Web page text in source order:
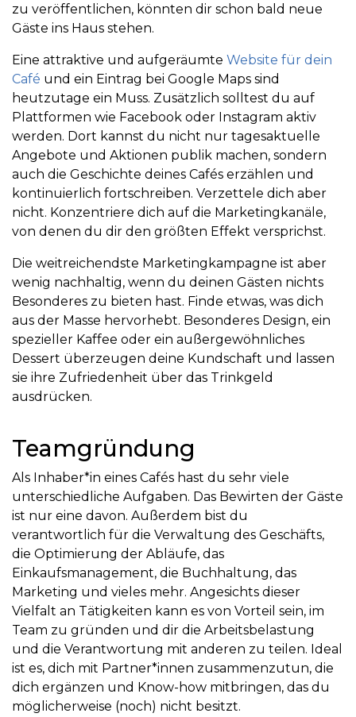
zu veröffentlichen, könnten dir schon bald neue
Gäste ins Haus stehen.
Eine attraktive und aufgeräumte Website für dein
Café und ein Eintrag bei Google Maps sind
heutzutage ein Muss. Zusätzlich solltest du auf
Plattformen wie Facebook oder Instagram aktiv
werden. Dort kannst du nicht nur tagesaktuelle
Angebote und Aktionen publik machen, sondern
auch die Geschichte deines Cafés erzählen und
kontinuierlich fortschreiben. Verzettele dich aber
nicht. Konzentriere dich auf die Marketingkanäle,
von denen du dir den größten Effekt versprichst.
Die weitreichendste Marketingkampagne ist aber
wenig nachhaltig, wenn du deinen Gästen nichts
Besonderes zu bieten hast. Finde etwas, was dich
aus der Masse hervorhebt. Besonderes Design, ein
spezieller Kaffee oder ein außergewöhnliches
Dessert überzeugen deine Kundschaft und lassen
sie ihre Zufriedenheit über das Trinkgeld
ausdrücken.
Teamgründung
Als Inhaber*in eines Cafés hast du sehr viele
unterschiedliche Aufgaben. Das Bewirten der Gäste
ist nur eine davon. Außerdem bist du
verantwortlich für die Verwaltung des Geschäfts,
die Optimierung der Abläufe, das
Einkaufsmanagement, die Buchhaltung, das
Marketing und vieles mehr. Angesichts dieser
Vielfalt an Tätigkeiten kann es von Vorteil sein, im
Team zu gründen und dir die Arbeitsbelastung
und die Verantwortung mit anderen zu teilen. Ideal
ist es, dich mit Partner*innen zusammenzutun, die
dich ergänzen und Know-how mitbringen, das du
möglicherweise (noch) nicht besitzt.